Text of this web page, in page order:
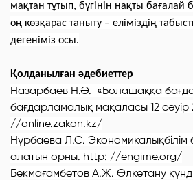
мақтан тұтып, бүгінін нақты бағалай
оң көзқарас таныту – еліміздің
дегеніміз осы.
Қолданылған әдебиеттер
Назарбаев Н.Ә. «Болашаққа
бағдарламалық мақаласы 12 сәуір
//online.zakon.kz/
Нұрбаева Л.С. Экономикалықбілім
алатын орны. http: //engime.org/
Бекмағамбетов А.Ж. Өлкетану